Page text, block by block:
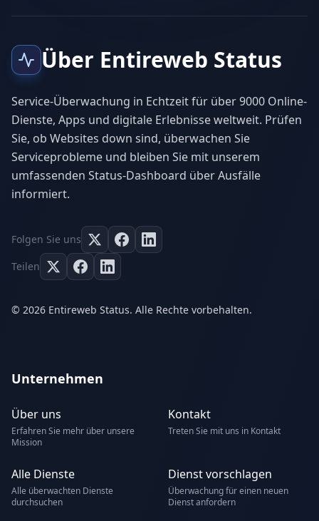
Über Entireweb Status
Service-Überwachung in Echtzeit für über 9000 Online-
Dienste, Apps und digitale Erlebnisse weltweit. Prüfen
Sie, ob Websites down sind, überwachen Sie
Serviceprobleme und bleiben Sie mit unserem
umfassenden Status-Dashboard über Ausfälle
informiert.
Folgen Sie uns
Teilen
© 2026 Entireweb Status. Alle Rechte vorbehalten.
Unternehmen
Über uns
Erfahren Sie mehr über unsere
Mission
Kontakt
Treten Sie mit uns in Kontakt
Alle Dienste
Alle überwachten Dienste
durchsuchen
Dienst vorschlagen
Überwachung für einen neuen
Dienst anfordern